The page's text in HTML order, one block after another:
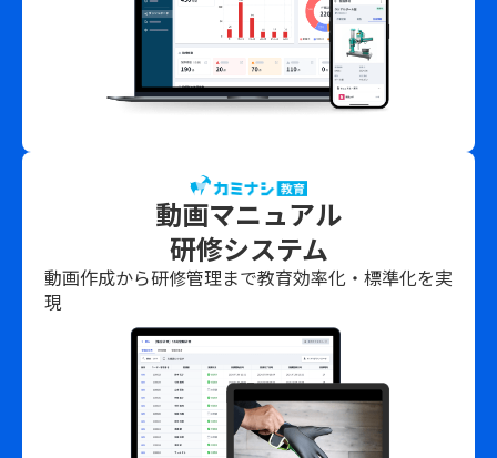
動画マニュアル
研修システム
動画作成から研修管理まで教育効率化・標準化を実
現